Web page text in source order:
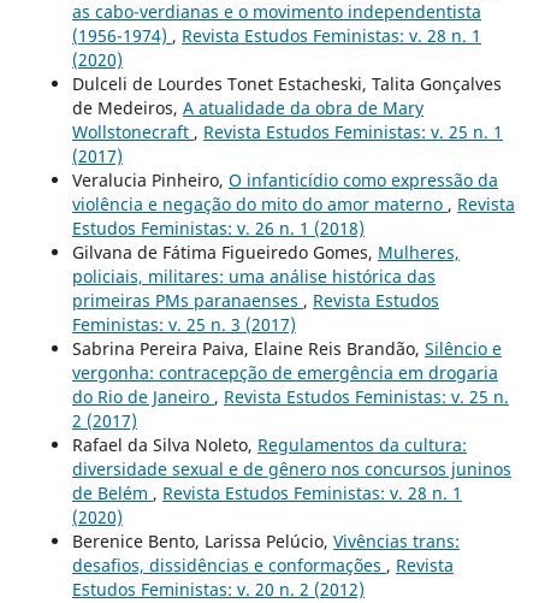
as cabo-verdianas e o movimento independentista
(1956-1974) , Revista Estudos Feministas: v. 28 n. 1
(2020)
Dulceli de Lourdes Tonet Estacheski, Talita Gonçalves
de Medeiros, A atualidade da obra de Mary
Wollstonecraft , Revista Estudos Feministas: v. 25 n. 1
(2017)
Veralucia Pinheiro, O infanticídio como expressão da
violência e negação do mito do amor materno , Revista
Estudos Feministas: v. 26 n. 1 (2018)
Gilvana de Fátima Figueiredo Gomes, Mulheres,
policiais, militares: uma análise histórica das
primeiras PMs paranaenses , Revista Estudos
Feministas: v. 25 n. 3 (2017)
Sabrina Pereira Paiva, Elaine Reis Brandão, Silêncio e
vergonha: contracepção de emergência em drogaria
do Rio de Janeiro , Revista Estudos Feministas: v. 25 n.
2 (2017)
Rafael da Silva Noleto, Regulamentos da cultura:
diversidade sexual e de gênero nos concursos juninos
de Belém , Revista Estudos Feministas: v. 28 n. 1
(2020)
Berenice Bento, Larissa Pelúcio, Vivências trans:
desafios, dissidências e conformações , Revista
Estudos Feministas: v. 20 n. 2 (2012)